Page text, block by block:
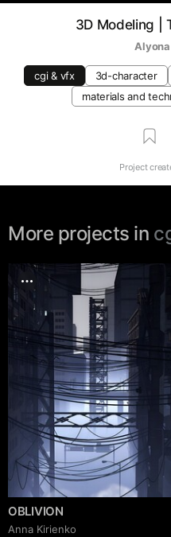
3D Modeling |
cgi & vfx 3d-character
materials and
Project
More projects in
OBLIVION
Anna Kirienko